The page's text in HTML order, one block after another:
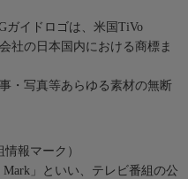
ガイドロゴは、米国TiVo
社の日本国内における商標ま
・写真等あらゆる素材の無断
報マーク）
」といい、テレビ番組の公